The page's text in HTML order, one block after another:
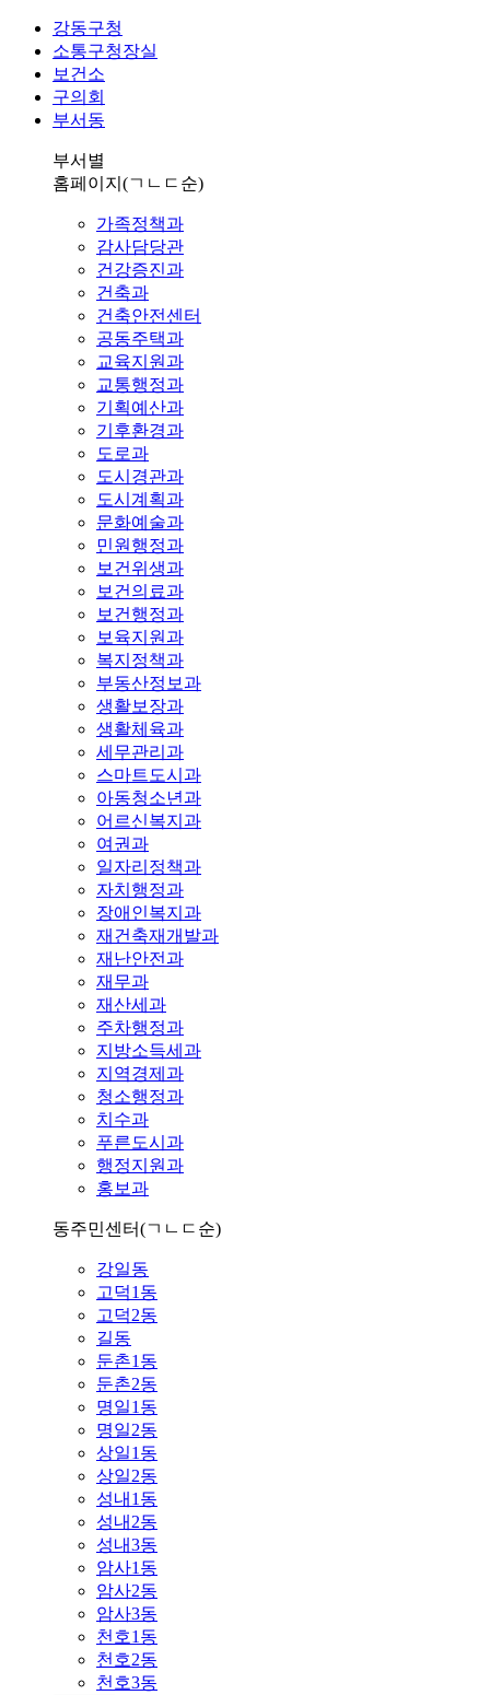
강동구청
소통구청장실
보건소
구의회
부서동
부서별
홈페이지 (ㄱㄴㄷ순)
가족정책과
감사담당관
건강증진과
건축과
건축안전센터
공동주택과
교육지원과
교통행정과
기획예산과
기후환경과
도로과
도시경관과
도시계획과
문화예술과
민원행정과
보건위생과
보건의료과
보건행정과
보육지원과
복지정책과
부동산정보과
생활보장과
생활체육과
세무관리과
스마트도시과
아동청소년과
어르신복지과
여권과
일자리정책과
자치행정과
장애인복지과
재건축재개발과
재난안전과
재무과
재산세과
주차행정과
지방소득세과
지역경제과
청소행정과
치수과
푸른도시과
행정지원과
홍보과
동주민센터(ㄱㄴㄷ순)
강일동
고덕1동
고덕2동
길동
둔촌1동
둔촌2동
명일1동
명일2동
상일1동
상일2동
성내1동
성내2동
성내3동
암사1동
암사2동
암사3동
천호1동
천호2동
천호3동